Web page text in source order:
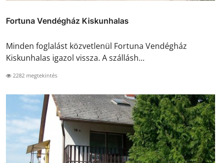
Fortuna Vendégház Kiskunhalas
Minden foglalást közvetlenül Fortuna Vendégház
Kiskunhalas igazol vissza. A szállásh...
2282 megtekintés